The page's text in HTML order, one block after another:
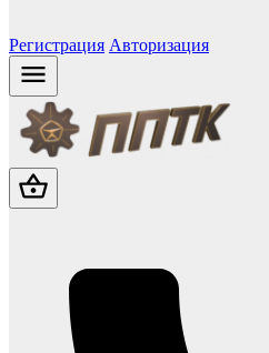
Регистрация Авторизация